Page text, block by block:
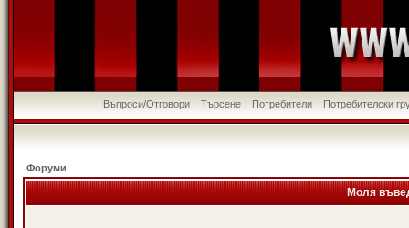
Въпроси/Отговори Търсене Потребители Потребителски
Форуми
Моля